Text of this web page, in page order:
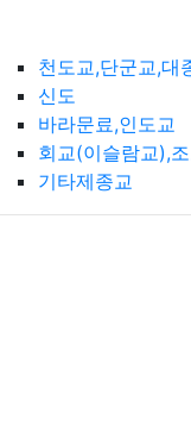
천도교,단군교,대
신도
바라문료,인도교
회교(이슬람교),
기타제종교